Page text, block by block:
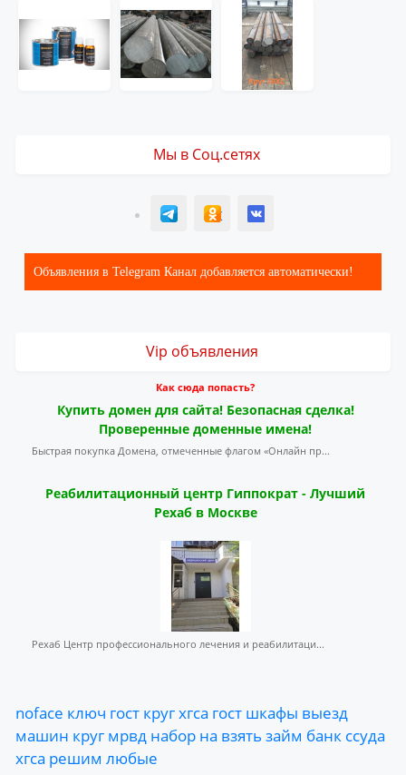
Мы в Соц.сетях
T ОК ВК
Объявления в Telegram Канал добавляется автоматически!
Vip объявления
Как сюда попасть?
Купить домен для сайта! Безопасная сделка!
Проверенные доменные имена!
Быстрая покупка Домена, отмеченные флагом «Онлайн пр...
Реабилитационный центр Гиппократ - Лучший
Рехаб в Москве
Рехаб Центр профессионального лечения и реабилитаци...
noface ключ гост кругхгса гост шкафы выезд
машин круг мрвд набор на взять займ банк ссуда
хгса решим любые